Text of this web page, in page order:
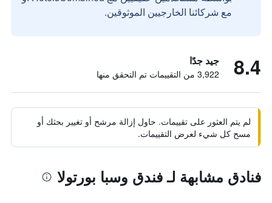
مع شركائنا الخارجيين الموثوقين.
8.4 جيد جدًا
3,922 من التقييمات تم التحقق منها
لم يتم العثور على تقييمات. حاول إزالة مرشح أو تغيير بحثك أو
مسح كل شيء لعرض التقييمات.
فنادق مشابهة لـ فندق وسبا بورتولا